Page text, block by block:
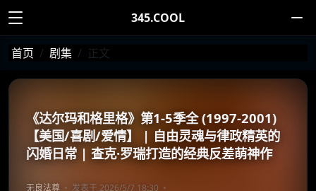
345.COOL
首页 剧集 正文
《达尔玛和格里格》第1-5季全 (1997-2001)
【美国/喜剧/爱情】 | 自由灵魂与律政精英的
闪婚日常 | 查克·罗瑞打造的经典反差萌神作
无良法尊 发表于 2026/5/7 18:30